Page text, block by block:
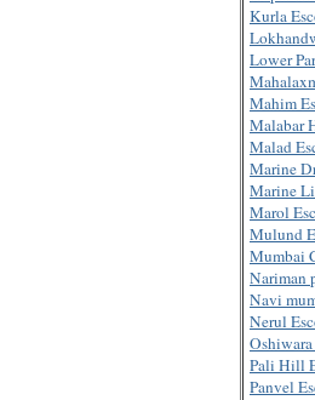
Kurla
Lower
Mahim
Malabar
Malad
Marine
Marine
Marol
Mulund
Mumbai
Nariman
Navi
Nerul
Pali Hill
Panvel